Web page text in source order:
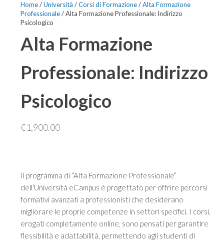
Home/Università /Corsi di Formazione/Alta Formazione
Professionale/ Alta Formazione Professionale: Indirizzo
Psicologico
Alta Formazione
Professionale: Indirizzo
Psicologico
€1,900.00
Il programma di “Alta Formazione Professionale”
dell’Università eCampus è progettato per offrire percorsi
formativi avanzati a professionisti che desiderano
migliorare le proprie competenze in settori specifici. I corsi,
erogati completamente online, sono pensati per garantire
flessibilità e adattabilità, permettendo agli studenti di